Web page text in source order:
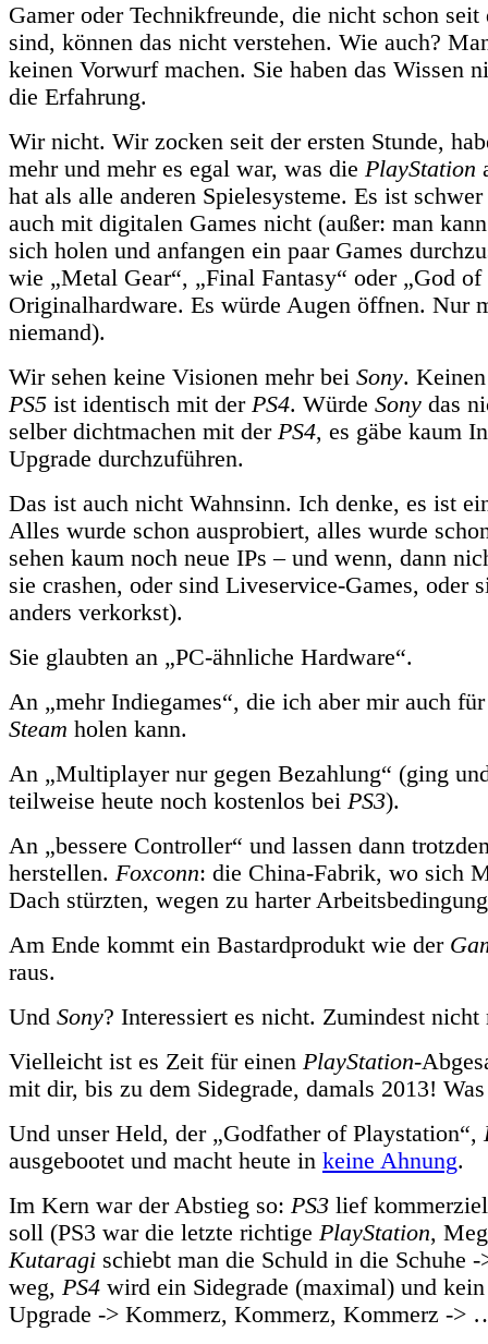
Gamer oder Technikfreunde, die nicht schon seit
sind, können das nicht verstehen. Wie auch?
keinen Vorwurf machen. Sie haben das Wissen
die Erfahrung.
Wir nicht. Wir zocken seit der ersten Stunde,
mehr und mehr es egal war, was die PlayStation
hat als alle anderen Spielesysteme. Es ist
auch mit digitalen Games nicht (außer: man
sich holen und anfangen ein paar Games
wie „Metal Gear“, „Final Fantasy“ oder „God of
Originalhardware. Es würde Augen öffnen. Nur
niemand).
Wir sehen keine Visionen mehr bei Sony.
PS5 ist identisch mit der PS4. Würde Sony das
selber dichtmachen mit der PS4, es gäbe kaum
Upgrade durchzuführen.
Das ist auch nicht Wahnsinn. Ich denke, es ist
Alles wurde schon ausprobiert, alles wurde
sehen kaum noch neue IPs – und wenn, dann
sie crashen, oder sind Liveservice-Games, oder
anders verkorkst).
Sie glaubten an „PC-ähnliche Hardware“.
An „mehr Indiegames“, die ich aber mir auch
Steam holen kann.
An „Multiplayer nur gegen Bezahlung“ (ging
teilweise heute noch kostenlos bei PS3).
An „bessere Controller“ und lassen dann
herstellen. Foxconn: die China-Fabrik, wo sich
Dach stürzten, wegen zu harter
Am Ende kommt ein Bastardprodukt wie der
raus.
Und Sony? Interessiert es nicht. Zumindest nicht
Vielleicht ist es Zeit für einen PlayStation-
mit dir, bis zu dem Sidegrade, damals 2013!
Und unser Held, der „Godfather of Playstation“,
ausgebootet und macht heute in keine Ahnung.
Im Kern war der Abstieg so: PS3 lief
soll (PS3 war die letzte richtige PlayStation,
Kutaragi schiebt man die Schuld in die Schuhe
weg, PS4 wird ein Sidegrade (maximal) und
Upgrade -> Kommerz, Kommerz, Kommerz ->